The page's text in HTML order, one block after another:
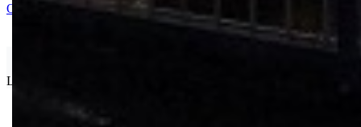
Ocenite i napišite preporuku
Limit za porudžbinu je
za isporuku na teritoriji
Bio priča